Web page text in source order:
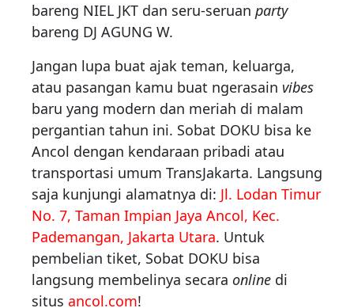
bareng NIEL JKT dan seru-seruan party
bareng DJ AGUNG W.
Jangan lupa buat ajak teman, keluarga,
atau pasangan kamu buat ngerasain vibes
baru yang modern dan meriah di malam
pergantian tahun ini. Sobat DOKU bisa ke
Ancol dengan kendaraan pribadi atau
transportasi umum TransJakarta. Langsung
saja kunjungi alamatnya di: Jl. Lodan Timur
No. 7, Taman Impian Jaya Ancol, Kec.
Pademangan, Jakarta Utara. Untuk
pembelian tiket, Sobat DOKU bisa
langsung membelinya secara online di
situs ancol.com!